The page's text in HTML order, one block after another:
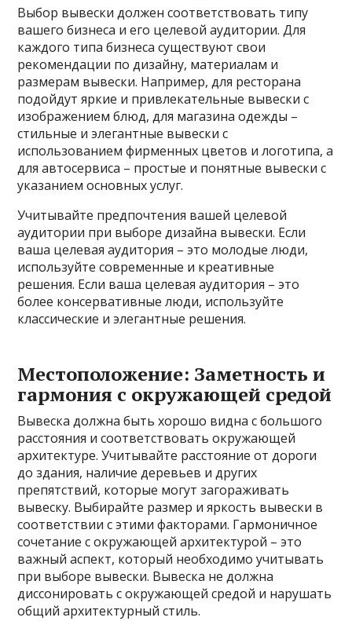
Выбор вывески должен соответствовать типу
вашего бизнеса и его целевой аудитории. Для
каждого типа бизнеса существуют свои
рекомендации по дизайну, материалам и
размерам вывески. Например, для ресторана
подойдут яркие и привлекательные вывески с
изображением блюд, для магазина одежды –
стильные и элегантные вывески с
использованием фирменных цветов и логотипа, а
для автосервиса – простые и понятные вывески с
указанием основных услуг.
Учитывайте предпочтения вашей целевой
аудитории при выборе дизайна вывески. Если
ваша целевая аудитория – это молодые люди,
используйте современные и креативные
решения. Если ваша целевая аудитория – это
более консервативные люди, используйте
классические и элегантные решения.
Местоположение: Заметность и
гармония с окружающей средой
Вывеска должна быть хорошо видна с большого
расстояния и соответствовать окружающей
архитектуре. Учитывайте расстояние от дороги
до здания, наличие деревьев и других
препятствий, которые могут загораживать
вывеску. Выбирайте размер и яркость вывески в
соответствии с этими факторами. Гармоничное
сочетание с окружающей архитектурой – это
важный аспект, который необходимо учитывать
при выборе вывески. Вывеска не должна
диссонировать с окружающей средой и нарушать
общий архитектурный стиль.